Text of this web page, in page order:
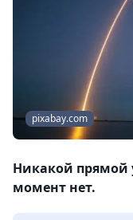
pixabay.com
Никакой прямой
момент нет.